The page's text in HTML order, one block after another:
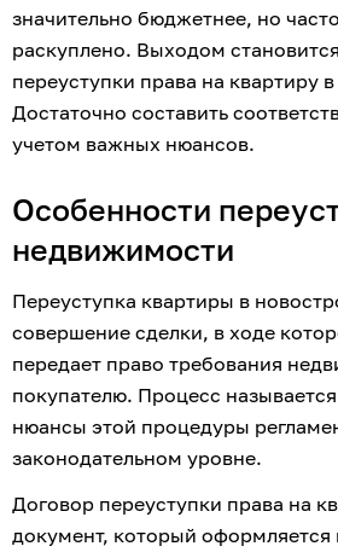
значительно бюджетнее, но
раскуплено. Выходом
переуступки права на квартиру
Достаточно составить
учетом важных нюансов.
Особенности
недвижимости
Переуступка квартиры в
совершение сделки, в ходе
передает право требования
покупателю. Процесс
нюансы этой процедуры
законодательном уровне.
Договор переуступки права на
документ, который оформляется